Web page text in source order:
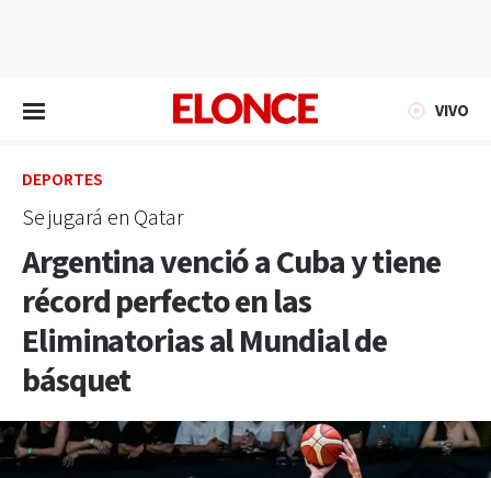
VIVO
DEPORTES
Se jugará en Qatar
Argentina venció a Cuba y tiene
récord perfecto en las
Eliminatorias al Mundial de
básquet